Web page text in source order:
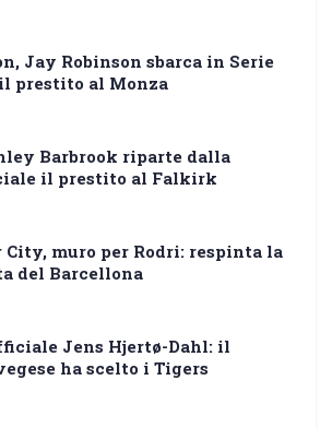
Jay Robinson sbarca in Serie
prestito al Monza
Barbrook riparte dalla
il prestito al Falkirk
City, muro per Rodri: respinta la
del Barcellona
Jens Hjertø-Dahl: il
ha scelto i Tigers